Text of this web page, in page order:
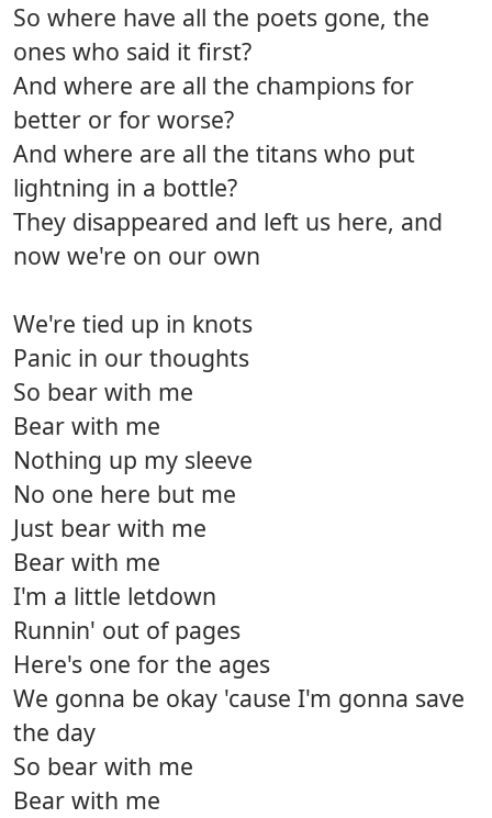
So where have all the poets gone, the
ones who said it first?
And where are all the champions for
better or for worse?
And where are all the titans who put
lightning in a bottle?
They disappeared and left us here, and
now we're on our own
We're tied up in knots
Panic in our thoughts
So bear with me
Bear with me
Nothing up my sleeve
No one here but me
Just bear with me
Bear with me
I'm a little letdown
Runnin' out of pages
Here's one for the ages
We gonna be okay 'cause I'm gonna save
the day
So bear with me
Bear with me